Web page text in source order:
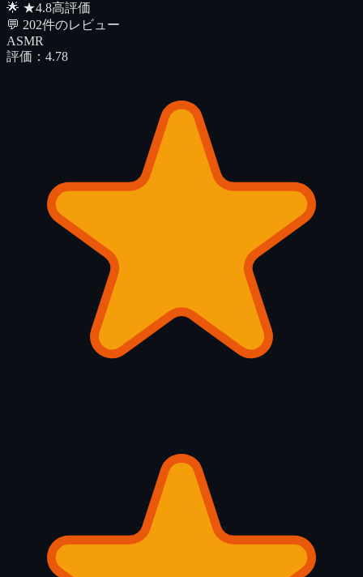
🌟 ★4.8高評価
💬 202件のレビュー
ASMR
評価： 4.78